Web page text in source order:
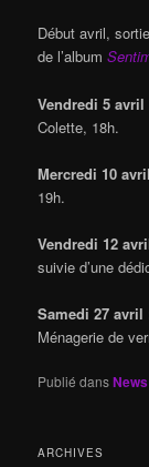
Début avril,
de l’album
Vendredi 5 avril
Colette, 18h.
Mercredi 10
19h.
Vendredi 12
suivie d’une
Samedi 27 avril
Ménagerie de
Publié dansNews
ARCHIVES